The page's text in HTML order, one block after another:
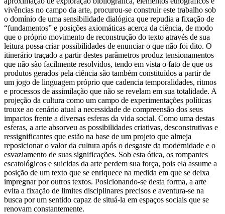
vivências no campo da arte, procurou-se construir este trabalho sob
o domínio de uma sensibilidade dialógica que repudia a fixação de
“fundamentos” e posições axiomáticas acerca da ciência, de modo
que o próprio movimento de reconstrução do texto através de sua
leitura possa criar possibilidades de enunciar o que não foi dito. O
itinerário traçado a partir destes parâmetros produz tensionamentos
que não são facilmente resolvidos, tendo em vista o fato de que os
produtos gerados pela ciência são também constituídos a partir de
um jogo de linguagem próprio que cadencia temporalidades, ritmos
e processos de assimilação que não se revelam em sua totalidade. A
projeção da cultura como um campo de experimentações políticas
trouxe ao cenário atual a necessidade de compreensão dos seus
impactos frente a diversas esferas da vida social. Como uma destas
esferas, a arte absorveu as possibilidades criativas, desconstrutivas e
ressignificantes que estão na base de um projeto que almeja
reposicionar o valor da cultura após o desgaste da modernidade e o
esvaziamento de suas significações. Sob esta ótica, os rompantes
escatológicos e suicidas da arte perdem sua força, pois ela assume a
posição de um texto que se enriquece na medida em que se deixa
impregnar por outros textos. Posicionando-se desta forma, a arte
evita a fixação de limites disciplinares precisos e aventura-se na
busca por um sentido capaz de situá-la em espaços sociais que se
renovam constantemente.